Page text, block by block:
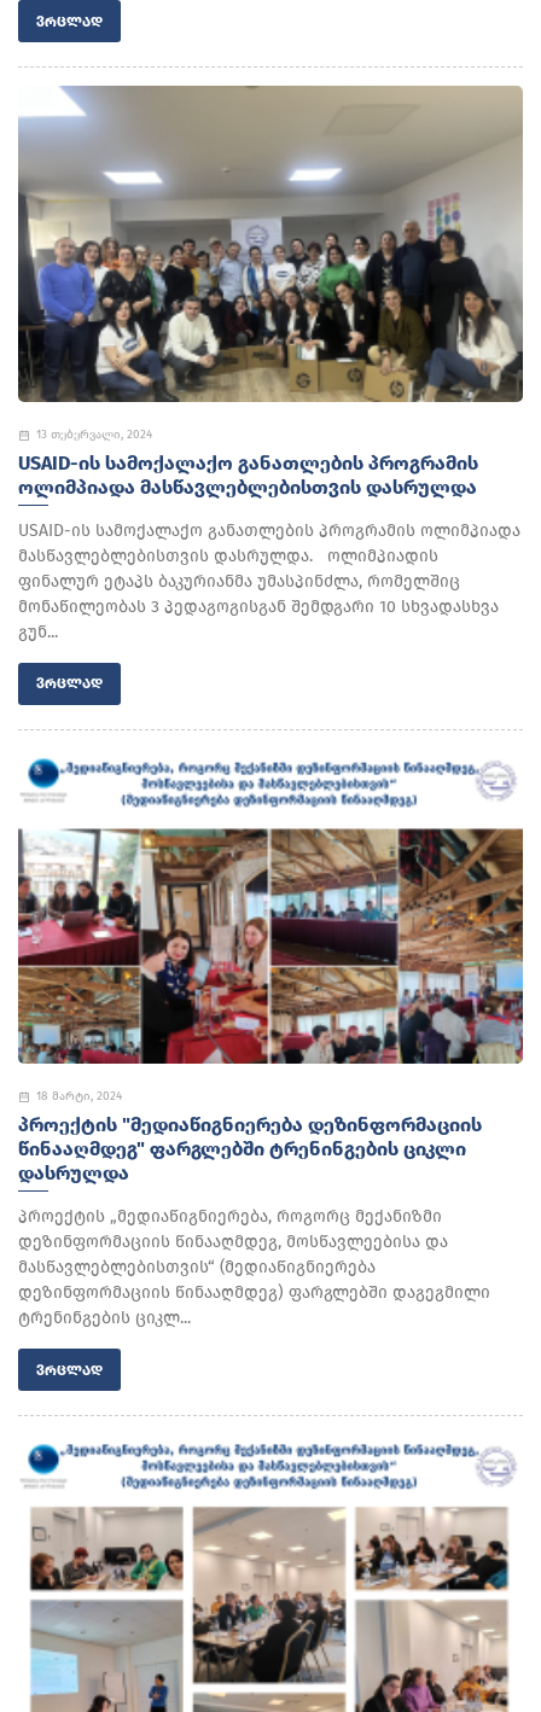
ᲕᲠᲪᲚᲐᲓ
13 თებერვალი, 2024
USAID-ᲘᲡ ᲡᲐᲛᲝᲥᲐᲚᲐᲥᲝ ᲒᲐᲜᲐᲗᲚᲔᲑᲘᲡ ᲞᲠᲝᲒᲠᲐᲛᲘᲡ
ᲝᲚᲘᲛᲞᲘᲐᲓᲐ ᲛᲐᲡᲬᲐᲕᲚᲔᲑᲚᲔᲑᲘᲡᲗᲕᲘᲡ ᲓᲐᲡᲠᲣᲚᲓᲐ
USAID-ის სამოქალაქო განათლების პროგრამის ოლიმპიადა
მასწავლებლებისთვის დასრულდა. ოლიმპიადის
ფინალურ ეტაპს ბაკურიანმა უმასპინძლა, რომელშიც
მონაწილეობას 3 პედაგოგისგან შემდგარი 10 სხვადასხვა
გუნ...
ᲕᲠᲪᲚᲐᲓ
18 მარტი, 2024
ᲞᲠᲝᲔᲥᲢᲘᲡ "ᲛᲔᲓᲘᲐᲬᲘᲒᲜᲘᲔᲠᲔᲑᲐ ᲓᲔᲖᲘᲜᲤᲝᲠᲛᲐᲪᲘᲘᲡ
ᲬᲘᲜᲐᲐᲦᲛᲓᲔᲒ" ᲤᲐᲠᲒᲚᲔᲑᲨᲘ ᲢᲠᲔᲜᲘᲜᲒᲔᲑᲘᲡ ᲪᲘᲙᲚᲘ
ᲓᲐᲡᲠᲣᲚᲓᲐ
პროექტის „მედიაწიგნიერება, როგორც მექანიზმი
დეზინფორმაციის წინააღმდეგ, მოსწავლეებისა და
მასწავლებლებისთვის“ (მედიაწიგნიერება
დეზინფორმაციის წინააღმდეგ) ფარგლებში დაგეგმილი
ტრენინგების ციკლ...
ᲕᲠᲪᲚᲐᲓ